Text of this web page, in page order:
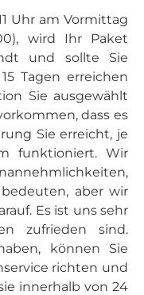
Uhr am Vormittag
wird Ihr Paket
und sollte Sie
Tagen erreichen
Sie ausgewählt
dass es
Sie erreicht, je
funktioniert. Wir
aber wir
Es ist uns sehr
zufrieden sind.
können Sie
richten und
innerhalb von 24